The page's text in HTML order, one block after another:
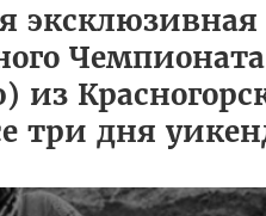
три дня